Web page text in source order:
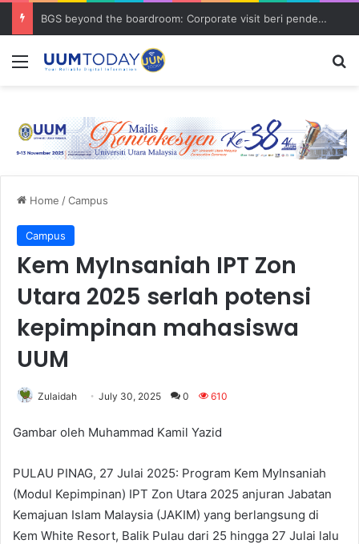
BGS beyond the boardroom: Corporate visit beri pendedahan dunia korporat kepada PELAJAR UUM
Menu
Home /Campus
Campus
Kem MyInsaniah IPT Zon
Utara 2025 serlah potensi
kepimpinan mahasiswa
UUM
Zulaidah July 30, 2025 0 610
Gambar oleh Muhammad Kamil Yazid
PULAU PINAG, 27 Julai 2025: Program Kem MyInsaniah
(Modul Kepimpinan) IPT Zon Utara 2025 anjuran Jabatan
Kemajuan Islam Malaysia (JAKIM) yang berlangsung di
Kem White Resort, Balik Pulau dari 25 hingga 27 Julai lalu